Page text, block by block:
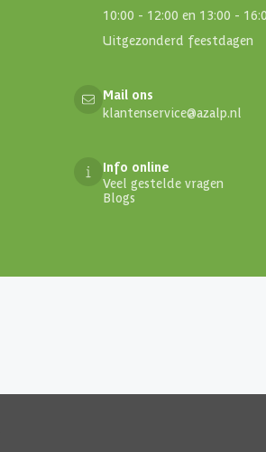
10:00 - 12:00 en 13:00 -
Uitgezonderd feestdagen
Mail ons
klantenservice@azalp.nl
Info online
Veel gestelde vragen
Blogs